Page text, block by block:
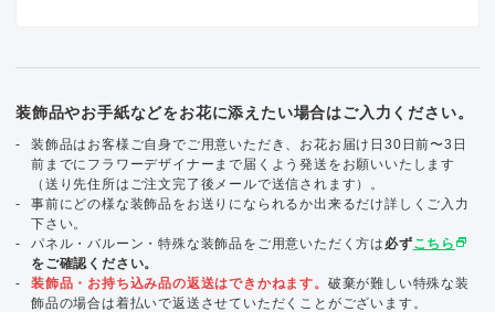
装飾品やお手紙などをお花に添えたい場合はご入力ください。
装飾品はお客様ご自身でご用意いただき、お花お届け日30日前〜3日
前までにフラワーデザイナーまで届くよう発送をお願いいたします
（送り先住所はご注文完了後メールで送信されます）。
事前にどの様な装飾品をお送りになられるか出来るだけ詳しくご入力
下さい。
パネル・バルーン・特殊な装飾品をご用意いただく方は 必ずこちら select_window
をご確認ください。
装飾品・お持ち込み品の返送はできかねます。 破棄が難しい特殊な装
飾品の場合は着払いで返送させていただくことがございます。